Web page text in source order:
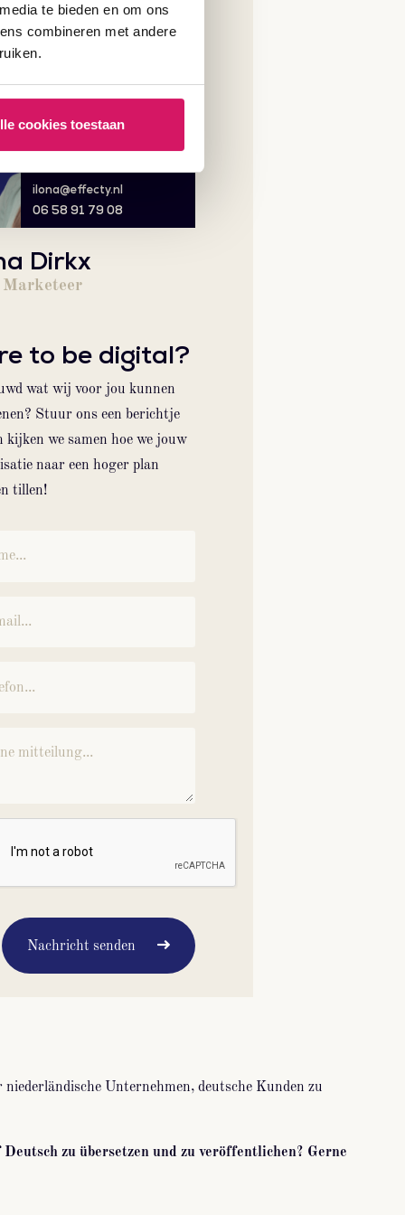
te bieden en om ons
combineren met andere
cookies toestaan
ilona@effecty.nl
06 58 91 79 08
Dirkx
Marketeer
to be digital?
wat wij voor jou kunnen
Stuur ons een berichtje
kijken we samen hoe we jouw
naar een hoger plan
tillen!
Nachricht senden
Unternehmen, deutsche Kunden zu
zu übersetzen und zu veröffentlichen? Gerne